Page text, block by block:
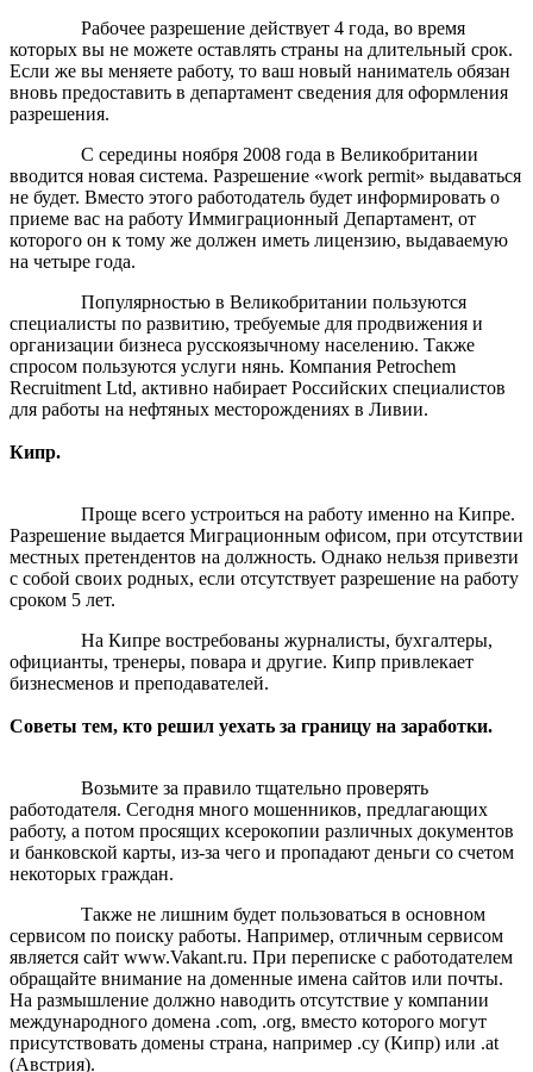
Рабочее разрешение действует 4 года, во время
которых вы не можете оставлять страны на длительный срок.
Если же вы меняете работу, то ваш новый наниматель обязан
вновь предоставить в департамент сведения для оформления
разрешения.
С середины ноября 2008 года в Великобритании
вводится новая система. Разрешение «work permit» выдаваться
не будет. Вместо этого работодатель будет информировать о
приеме вас на работу Иммиграционный Департамент, от
которого он к тому же должен иметь лицензию, выдаваемую
на четыре года.
Популярностью в Великобритании пользуются
специалисты по развитию, требуемые для продвижения и
организации бизнеса русскоязычному населению. Также
спросом пользуются услуги нянь. Компания Petrochem
Recruitment Ltd, активно набирает Российских специалистов
для работы на нефтяных месторождениях в Ливии.
Кипр.
Проще всего устроиться на работу именно на Кипре.
Разрешение выдается Миграционным офисом, при отсутствии
местных претендентов на должность. Однако нельзя привезти
с собой своих родных, если отсутствует разрешение на работу
сроком 5 лет.
На Кипре востребованы журналисты, бухгалтеры,
официанты, тренеры, повара и другие. Кипр привлекает
бизнесменов и преподавателей.
Советы тем, кто решил уехать за границу на заработки.
Возьмите за правило тщательно проверять
работодателя. Сегодня много мошенников, предлагающих
работу, а потом просящих ксерокопии различных документов
и банковской карты, из-за чего и пропадают деньги со счетом
некоторых граждан.
Также не лишним будет пользоваться в основном
сервисом по поиску работы. Например, отличным сервисом
является сайт www.Vakant.ru. При переписке с работодателем
обращайте внимание на доменные имена сайтов или почты.
На размышление должно наводить отсутствие у компании
международного домена .com, .org, вместо которого могут
присутствовать домены страна, например .сy (Кипр) или .at
(Австрия).